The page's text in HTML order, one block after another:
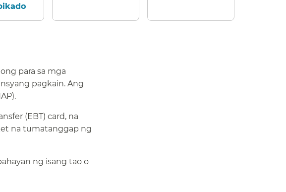
para sa mga
pagkain. Ang
(EBT) card, na
na tumatanggap ng
ng isang tao o